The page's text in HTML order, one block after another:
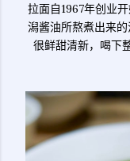
拉面自1967年创业
潟酱油所熬煮出来
很鲜甜清新，喝下